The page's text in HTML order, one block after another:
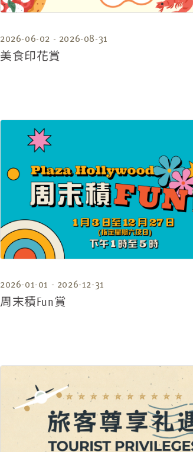
2026-06-02 - 2026-08-31
美食印花賞
2026-01-01 - 2026-12-31
周末積Fun賞